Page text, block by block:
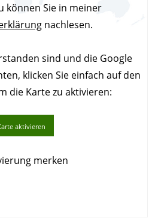
können Sie in meiner
nachlesen.
sind und die Google
klicken Sie einfach auf den
die Karte zu aktivieren:
aktivieren
merken